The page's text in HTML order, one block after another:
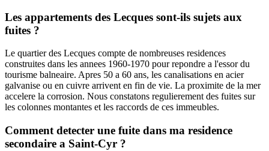
Les appartements des Lecques sont-ils sujets aux
fuites ?
Le quartier des Lecques compte de nombreuses residences
construites dans les annees 1960-1970 pour repondre a l'essor du
tourisme balneaire. Apres 50 a 60 ans, les canalisations en acier
galvanise ou en cuivre arrivent en fin de vie. La proximite de la mer
accelere la corrosion. Nous constatons regulierement des fuites sur
les colonnes montantes et les raccords de ces immeubles.
Comment detecter une fuite dans ma residence
secondaire a Saint-Cyr ?